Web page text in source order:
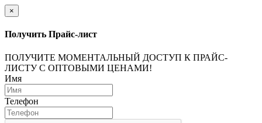
×
Получить Прайс-лист
ПОЛУЧИТЕ МОМЕНТАЛЬНЫЙ ДОСТУП К ПРАЙС-
ЛИСТУ С ОПТОВЫМИ ЦЕНАМИ!
Имя
Телефон